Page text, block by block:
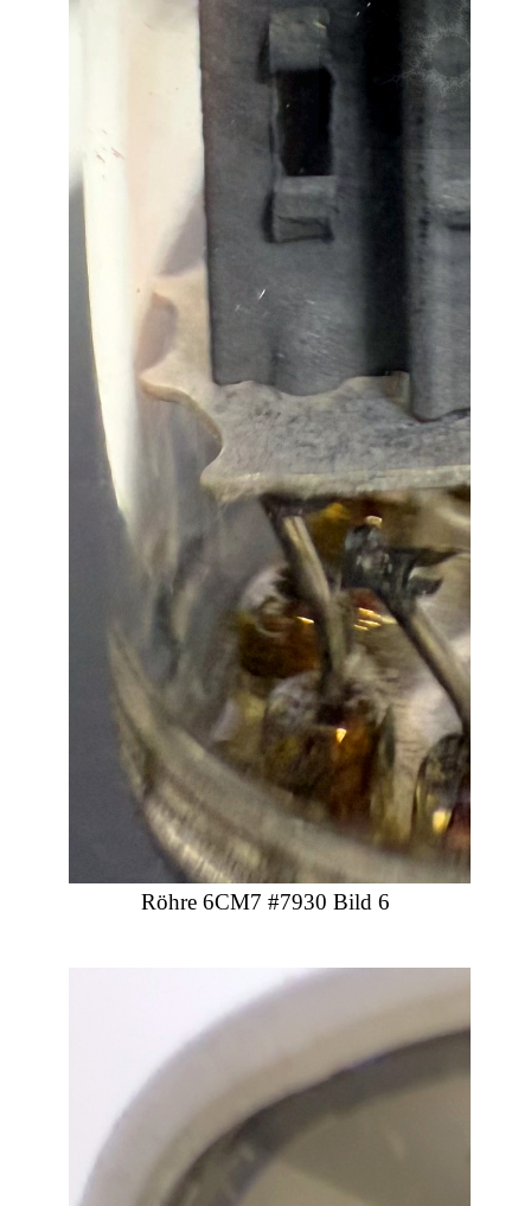
Röhre 6CM7 #7930 Bild 6